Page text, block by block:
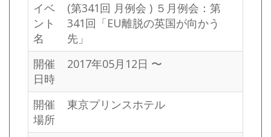
イベ
ント
名
(第341回 月例会 ) ５月例会：第
341回「EU離脱の英国が向かう
先」
開催
日時
2017年05月12日 〜
開催
場所
東京プリンスホテル